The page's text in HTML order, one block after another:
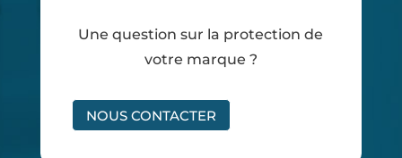
Une question sur la protection de
votre marque ?
NOUS CONTACTER